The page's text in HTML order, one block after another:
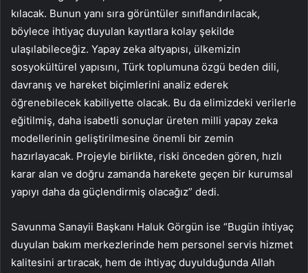
kılacak. Bunun yanı sıra görüntüler sınıflandırılacak,
böylece ihtiyaç duyulan kayıtlara kolay şekilde
ulaşılabileceğiz. Yapay zeka altyapısı, ülkemizin
sosyokültürel yapısını, Türk toplumuna özgü beden dili,
davranış ve hareket biçimlerini analiz ederek
öğrenebilecek kabiliyette olacak. Bu da elimizdeki verilerle
eğitilmiş, daha isabetli sonuçlar üreten milli yapay zeka
modellerinin geliştirilmesine önemli bir zemin
hazırlayacak. Projeyle birlikte, riski önceden gören, hızlı
karar alan ve doğru zamanda harekete geçen bir kurumsal
yapıyı daha da güçlendirmiş olacağız” dedi.
Savunma Sanayii Başkanı Haluk Görgün ise “Bugün ihtiyaç
duyulan bakım merkezlerinde hem personel servis hizmet
kalitesini artıracak, hem de ihtiyaç duyulduğunda Allah